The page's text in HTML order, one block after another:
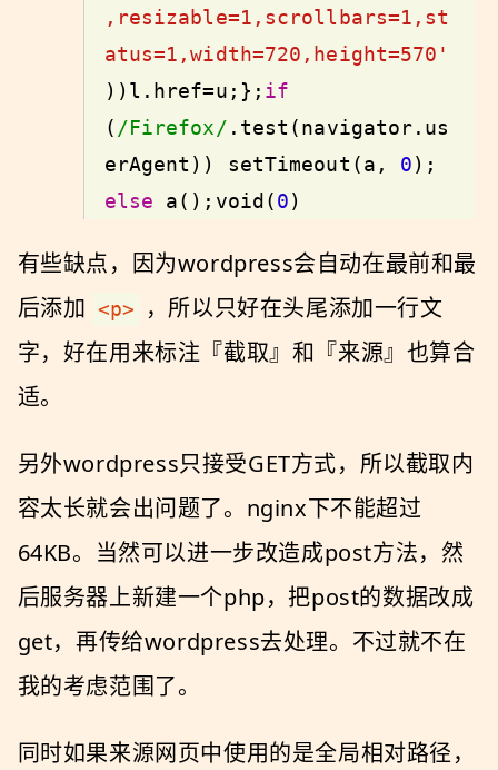
,resizable=1,scrollbars=1,st
atus=1,width=720,height=570'
))l.href=u;}; if
( /Firefox/ .test(navigator.us
erAgent)) setTimeout(a, 0
else a(); void (0)
有些缺点，因为wordpress会自动在最前和最
后添加 <p>
，所以只好在头尾添加一行文
字，好在用来标注『截取』和『来源』也算合
适。
另外wordpress只接受GET方式，所以截取内
容太长就会出问题了。nginx下不能超过
64KB。当然可以进一步改造成post方法，然
后服务器上新建一个php，把post的数据改成
get，再传给wordpress去处理。不过就不在
我的考虑范围了。
同时如果来源网页中使用的是全局相对路径，